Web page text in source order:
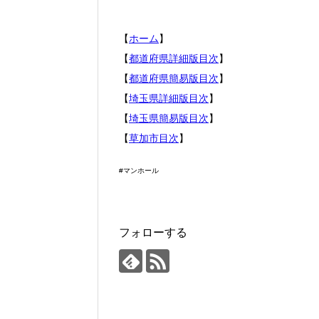
【ホーム】
【都道府県詳細版目次】
【都道府県簡易版目次】
【埼玉県詳細版目次】
【埼玉県簡易版目次】
【草加市目次】
#マンホール
フォローする